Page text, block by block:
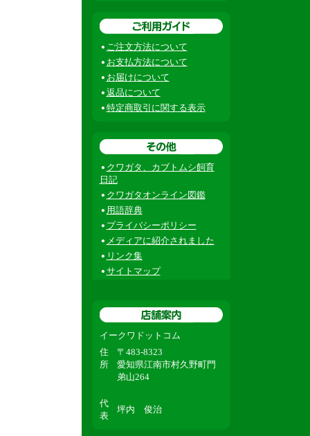
ご注文方法について
お支払方法について
お届けについて
返品について
特定商取引に関する表示
クワガタ、カブトムシ飼育
日記
クワガタオンライン図鑑
用語辞典
プライバシーポリシー
メディアに紹介されました
リンク集
サイトマップ
イークワドットコム
住
所
〒483-8323
愛知県江南市村久野町門
弟山264
代
表
坪内 俊治